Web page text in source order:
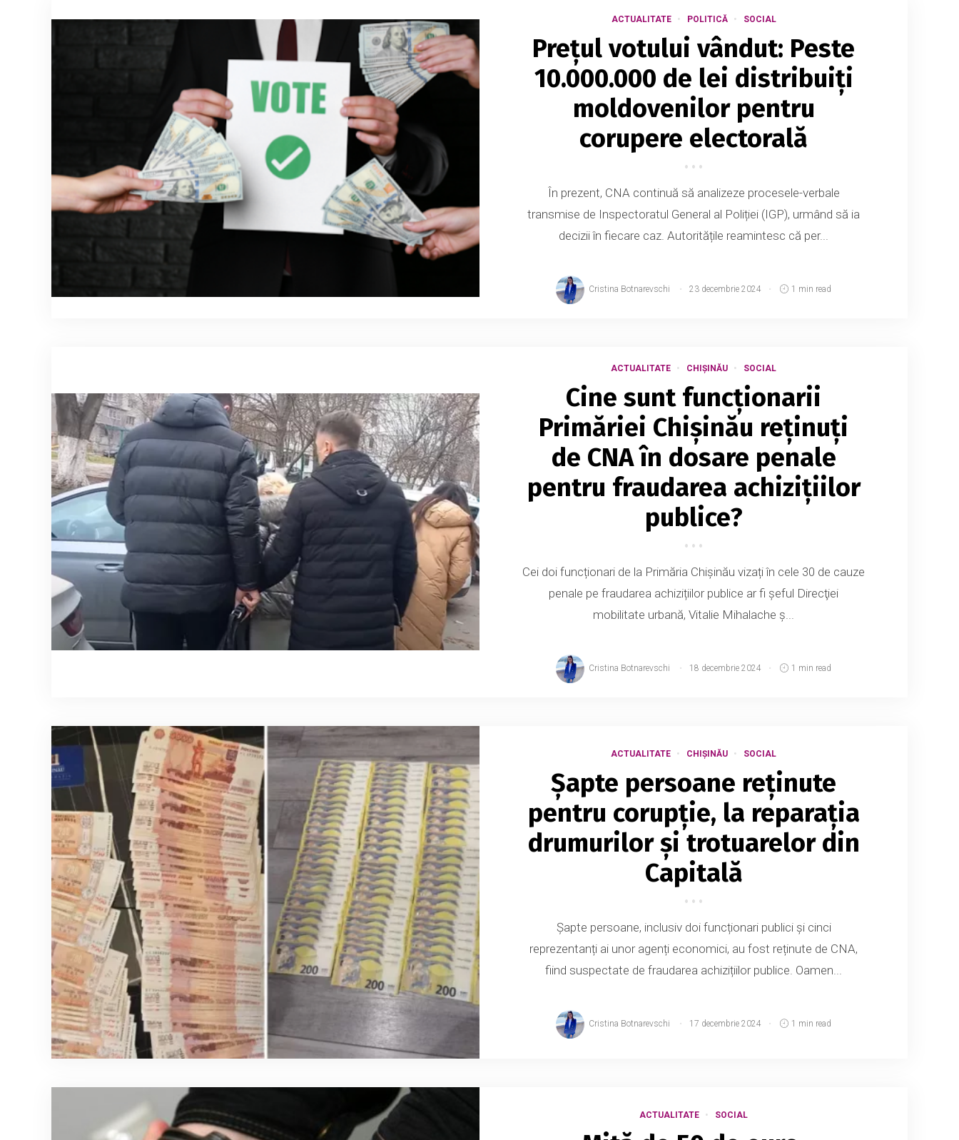
ACTUALITATE POLITICĂ SOCIAL
Prețul votului vândut: Peste
10.000.000 de lei distribuiți
moldovenilor pentru
corupere electorală
În prezent, CNA continuă să analizeze procesele-verbale
transmise de Inspectoratul General al Poliției (IGP), urmând să ia
decizii în fiecare caz. Autoritățile reamintesc că per...
Cristina Botnarevschi 23 decembrie 2024 1 min read
ACTUALITATE CHIȘINĂU SOCIAL
Cine sunt funcționarii
Primăriei Chișinău reținuți
de CNA în dosare penale
pentru fraudarea achizițiilor
publice?
Cei doi funcționari de la Primăria Chișinău vizați în cele 30 de cauze
penale pe fraudarea achizițiilor publice ar fi şeful Direcţiei
mobilitate urbană, Vitalie Mihalache ş...
Cristina Botnarevschi 18 decembrie 2024 1 min read
ACTUALITATE CHIȘINĂU SOCIAL
Șapte persoane reținute
pentru corupție, la reparația
drumurilor și trotuarelor din
Capitală
Șapte persoane, inclusiv doi funcționari publici și cinci
reprezentanți ai unor agenți economici, au fost reținute de CNA,
fiind suspectate de fraudarea achizițiilor publice. Oamen...
Cristina Botnarevschi 17 decembrie 2024 1 min read
ACTUALITATE SOCIAL